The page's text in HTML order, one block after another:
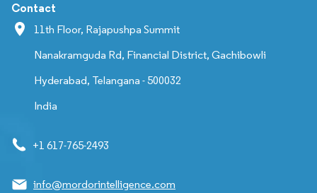
Contact
11th Floor, Rajapushpa Summit
Nanakramguda Rd, Financial District, Gachibowli
Hyderabad, Telangana - 500032
India
+1 617-765-2493
info@mordorintelligence.com